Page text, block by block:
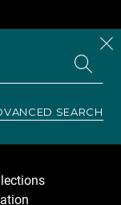
SEARCH